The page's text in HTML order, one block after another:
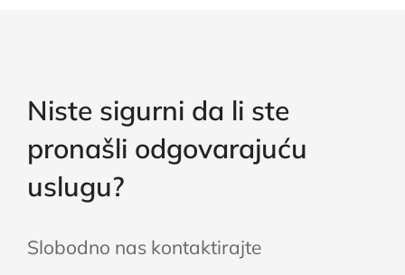
Niste sigurni da li ste
pronašli odgovarajuću
uslugu?
Slobodno nas kontaktirajte